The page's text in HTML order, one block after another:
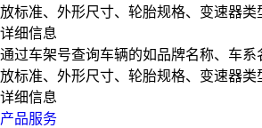
放标准、外形尺寸、轮胎规格、变速器
详细信息
通过车架号查询车辆的如品牌名称、车
放标准、外形尺寸、轮胎规格、变速器
详细信息
产品服务